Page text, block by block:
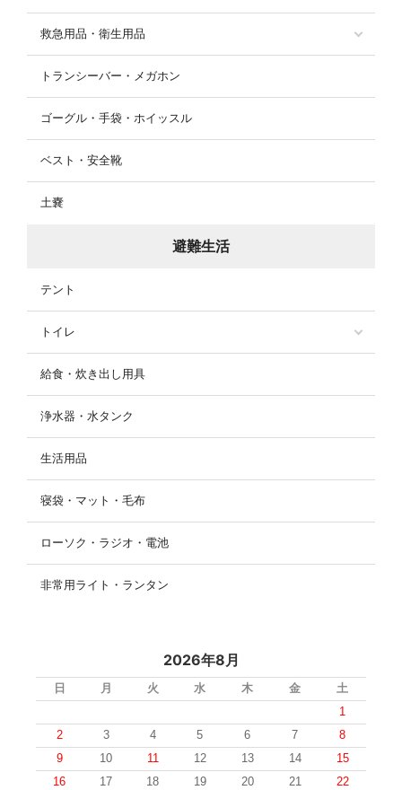
救急用品・衛生用品
トランシーバー・メガホン
ゴーグル・手袋・ホイッスル
ベスト・安全靴
土嚢
避難生活
テント
トイレ
給食・炊き出し用具
浄水器・水タンク
生活用品
寝袋・マット・毛布
ローソク・ラジオ・電池
非常用ライト・ランタン
2026年8月
日 月 火 水 木 金
土
1
2
3 4 5 6 7
8
9
10 11 12 13 14
15
16
17 18 19 20 21
22